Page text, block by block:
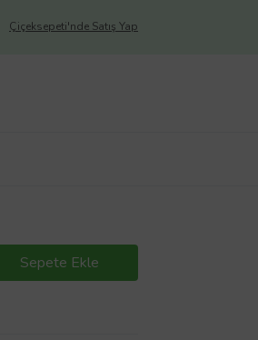
Çiçeksepeti'nde Satış Yap
Sepete Ekle